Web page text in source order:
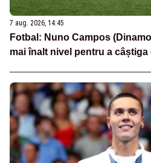
7 aug. 2026, 14:45
Fotbal: Nuno Campos
mai înalt nivel pentru a